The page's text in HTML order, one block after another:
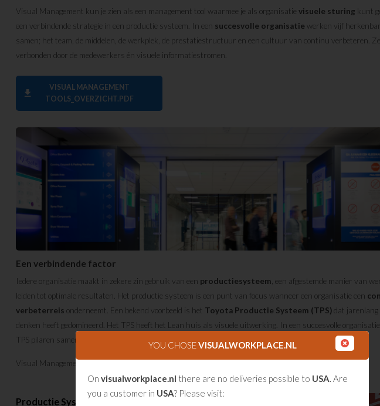
Visual Management kun je zien als een management tool waarmee je als organisatie visuele sturing kunt
een verbindende strategie in een productie systeem. In een succesvolle organisatie werken vijf
samen; het team, de middelen, de werkplek, de prestatiestructuur en een cultuur van continu verbeteren.
verbonden door de medewerkers én visuele informatiestromen.
download
VISUAL MANAGEMENT
TOOLS_OVERZICHT.PDF
Een verbindende factor
Iedere organisatie maakt in zekere zin gebruik van een productiesysteem , een afgestemde manier van
leiden tot optimale resultaten. Het productie systeem is een punt van focus wanneer een organisatie een
verbeterreis onderneemt. Een bekend voorbeeld is het Toyota Productie Systeem (TPS)dat jarenlang
denken heeft gedomineerd. Het TPS heeft het Lean huis als visuele uitwerking. In een succesvolle
TPS pilaren samen en worden ze verbonden door medewerkers en visuele informatiestromen.
Visual Management als eenverbindende factor.
Productie Systeem
YOU CHOSEVISUALWORKPLACE.NL
On visualworkplace.nl there are no deliveries possible to USA. Are
you a customer in USA? Please visit: